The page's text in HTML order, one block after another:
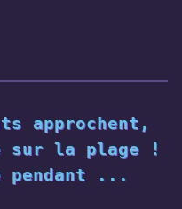
approchent,
sur la plage !
pendant ...